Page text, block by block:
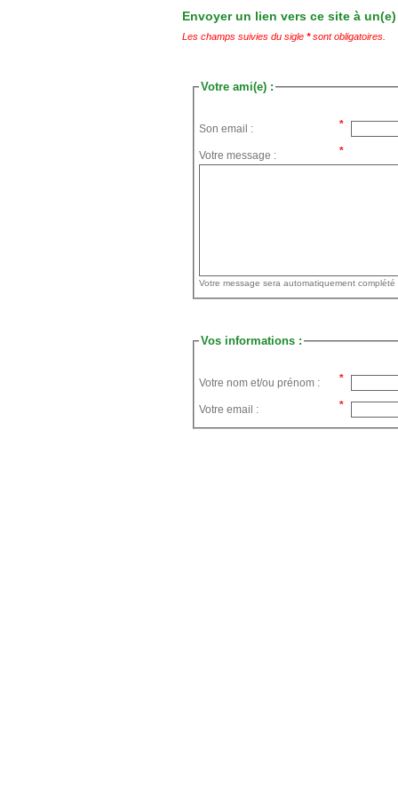
Envoyer un lien vers ce site à
Les champs suivies du sigle *sont obligatoires.
Votre ami(e) :
Son email :
Votre message :
Vos informations :
Votre nom et/ou prénom :
Votre email :